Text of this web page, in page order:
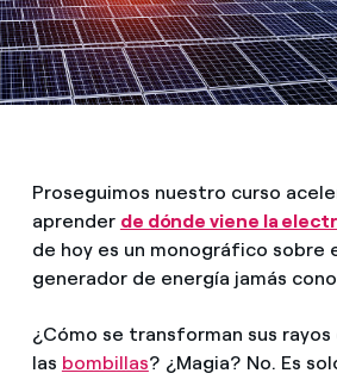
Proseguimos nuestro curso
aprender de dónde viene la
de hoy es un monográfico sobre
generador de energía jamás
¿Cómo se transforman sus rayos
las bombillas? ¿Magia? No. Es